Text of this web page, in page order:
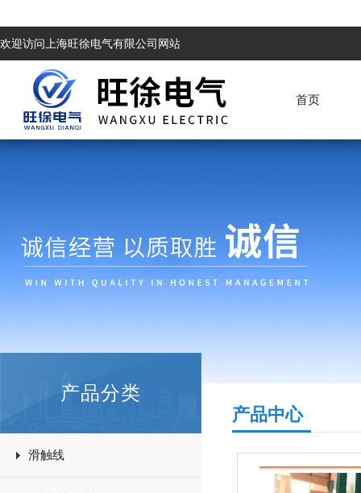
欢迎访问上海旺徐电气有限公司网站
首页
产品分类
滑触线
产品中心